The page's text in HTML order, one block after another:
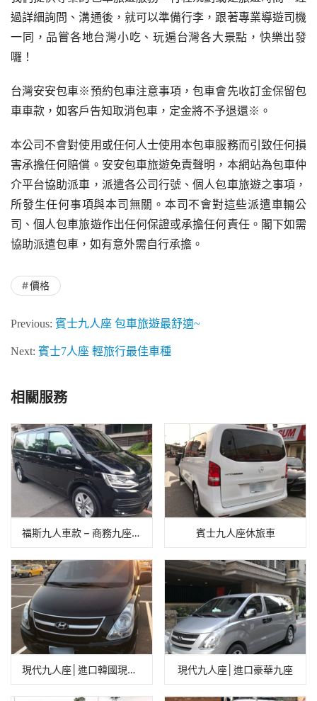
過詳細詢問、溝通後，就可以準備行李，跟著專業導遊司機
一同，品嘗各地台灣小吃、玩遍台灣各大景點，快樂出發
囉！
台灣安安包車※預約包車注意事項，包車會先收訂金保留包
車車款，如客戶告知取消包車，定金將不予退還※。
本公司不會對使用或任何人士使用本包車服務而引致任何損
害承擔任何賠償。安安包車旅遊免責聲明，本網站為包車仲
介平台協助派車，派遣各公司行號、個人包車旅遊之事項，
所發生任何事項與本司無關。本司不會對這些派遣車輛公
司、個人包車旅遊作出任何保證或承擔任何責任。閣下如需
協助派遣包車，如有意外需自行承擔。
價格
Previous: 賓士九人座 包車旅遊最舒適~
Next: 賓士7人座 輕旅行最佳車種
相關服務
福斯九人車款 – 商務九座包車推薦 賓士九人座休旅車
現代九人座│進口韓國現代九座 現代九人座│進口豪華九座